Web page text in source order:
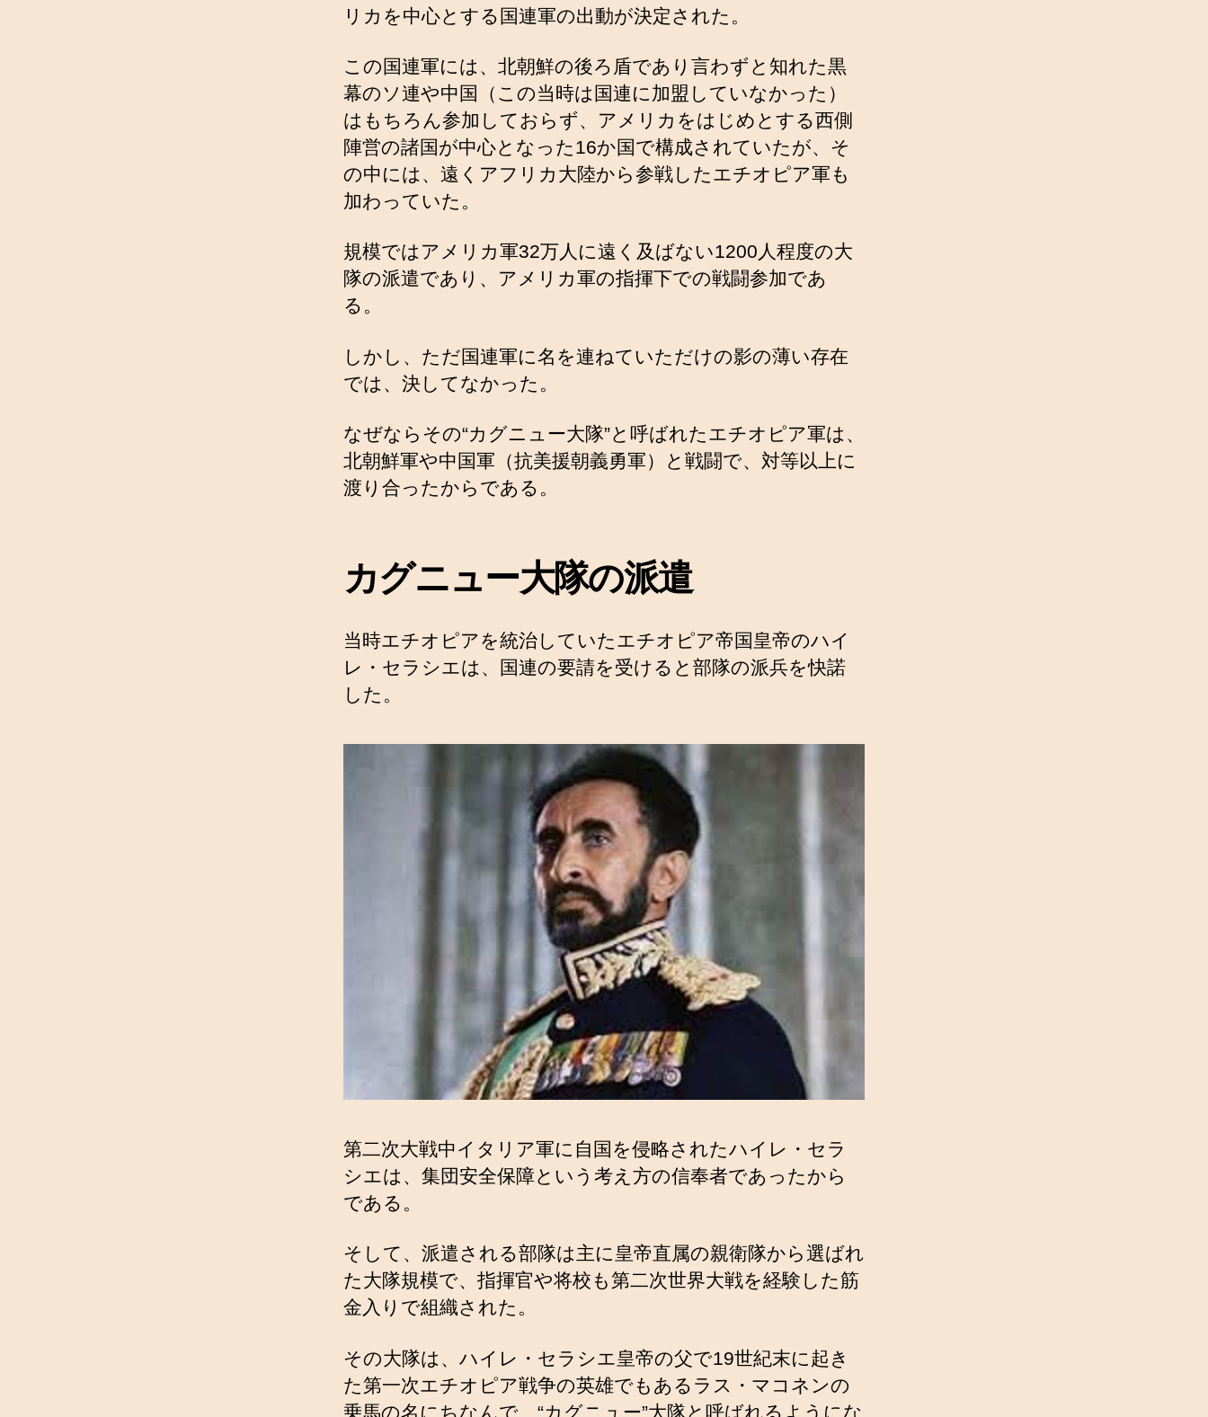
リカを中心とする国連軍の出動が決定された。
この国連軍には、北朝鮮の後ろ盾であり言わずと知れた黒
幕のソ連や中国（この当時は国連に加盟していなかった）
はもちろん参加しておらず、アメリカをはじめとする西側
陣営の諸国が中心となった16か国で構成されていたが、そ
の中には、遠くアフリカ大陸から参戦したエチオピア軍も
加わっていた。
規模ではアメリカ軍32万人に遠く及ばない1200人程度の大
隊の派遣であり、アメリカ軍の指揮下での戦闘参加であ
る。
しかし、ただ国連軍に名を連ねていただけの影の薄い存在
では、決してなかった。
なぜならその“カグニュー大隊”と呼ばれたエチオピア軍は、
北朝鮮軍や中国軍（抗美援朝義勇軍）と戦闘で、対等以上に
渡り合ったからである。
カグニュー大隊の派遣
当時エチオピアを統治していたエチオピア帝国皇帝のハイ
レ・セラシエは、国連の要請を受けると部隊の派兵を快諾
した。
第二次大戦中イタリア軍に自国を侵略されたハイレ・セラ
シエは、集団安全保障という考え方の信奉者であったから
である。
そして、派遣される部隊は主に皇帝直属の親衛隊から選ばれ
た大隊規模で、指揮官や将校も第二次世界大戦を経験した筋
金入りで組織された。
その大隊は、ハイレ・セラシエ皇帝の父で19世紀末に起き
た第一次エチオピア戦争の英雄でもあるラス・マコネンの
乗馬の名にちなんで、“カグニュー”大隊と呼ばれるようにな